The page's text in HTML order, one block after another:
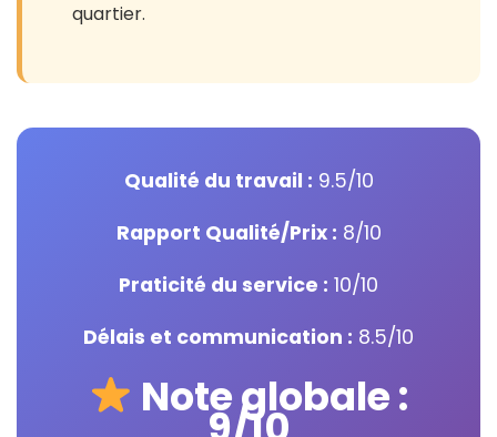
quartier.
Qualité du travail : 9.5/10
Rapport Qualité/Prix : 8/10
Praticité du service : 10/10
Délais et communication : 8.5/10
Note globale :